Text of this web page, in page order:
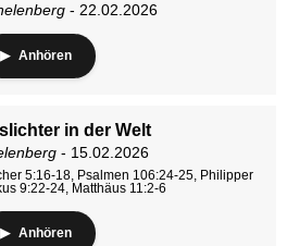
- 22.02.2026
Anhören
in der Welt
- 15.02.2026
5:16-18, Psalmen 106:24-25, Philipper
9:22-24, Matthäus 11:2-6
Anhören